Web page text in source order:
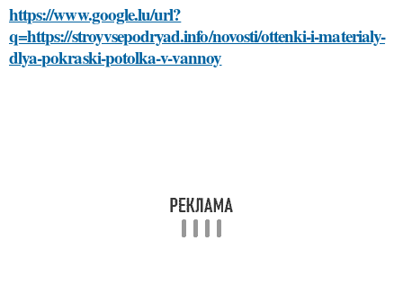
https://www.google.lu/url?
q=https://stroyvsepodryad.info/novosti/ottenki-i-materialy-
dlya-pokraski-potolka-v-vannoy